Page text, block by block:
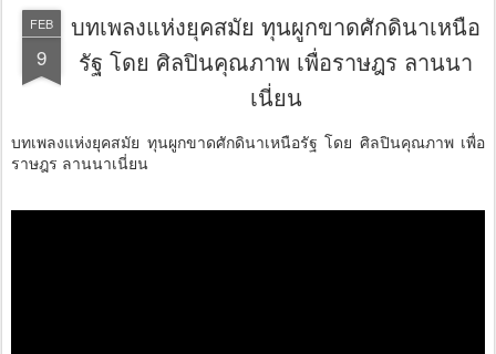
FEB
9
บทเพลงแห่งยุคสมัย ทุนผูกขาดศักดินาเหนือ
รัฐ โดย ศิลปินคุณภาพ เพื่อราษฎร ลานนา
เนี่ยน
บทเพลงแห่งยุคสมัย ทุนผูกขาดศักดินาเหนือรัฐ โดย ศิลปินคุณภาพ เพื่อ
ราษฎร ลานนาเนี่ยน